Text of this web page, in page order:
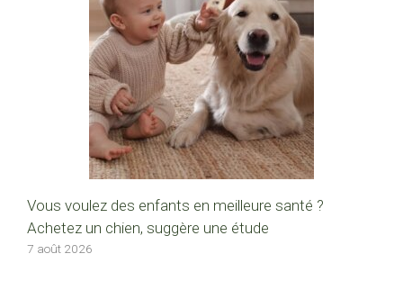
Vous voulez des enfants en meilleure santé ?
Achetez un chien, suggère une étude
7 août 2026